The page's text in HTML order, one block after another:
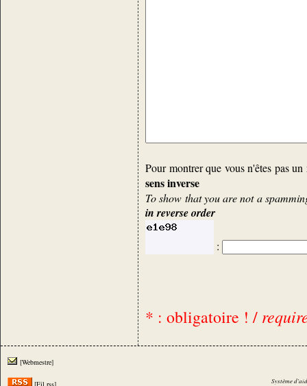
Pour montrer que vous n'êtes pas
sens inverse
To show that you are not a
in reverse order
:
* : obligatoire ! /
[Webmestre]
[Fil rss] Système